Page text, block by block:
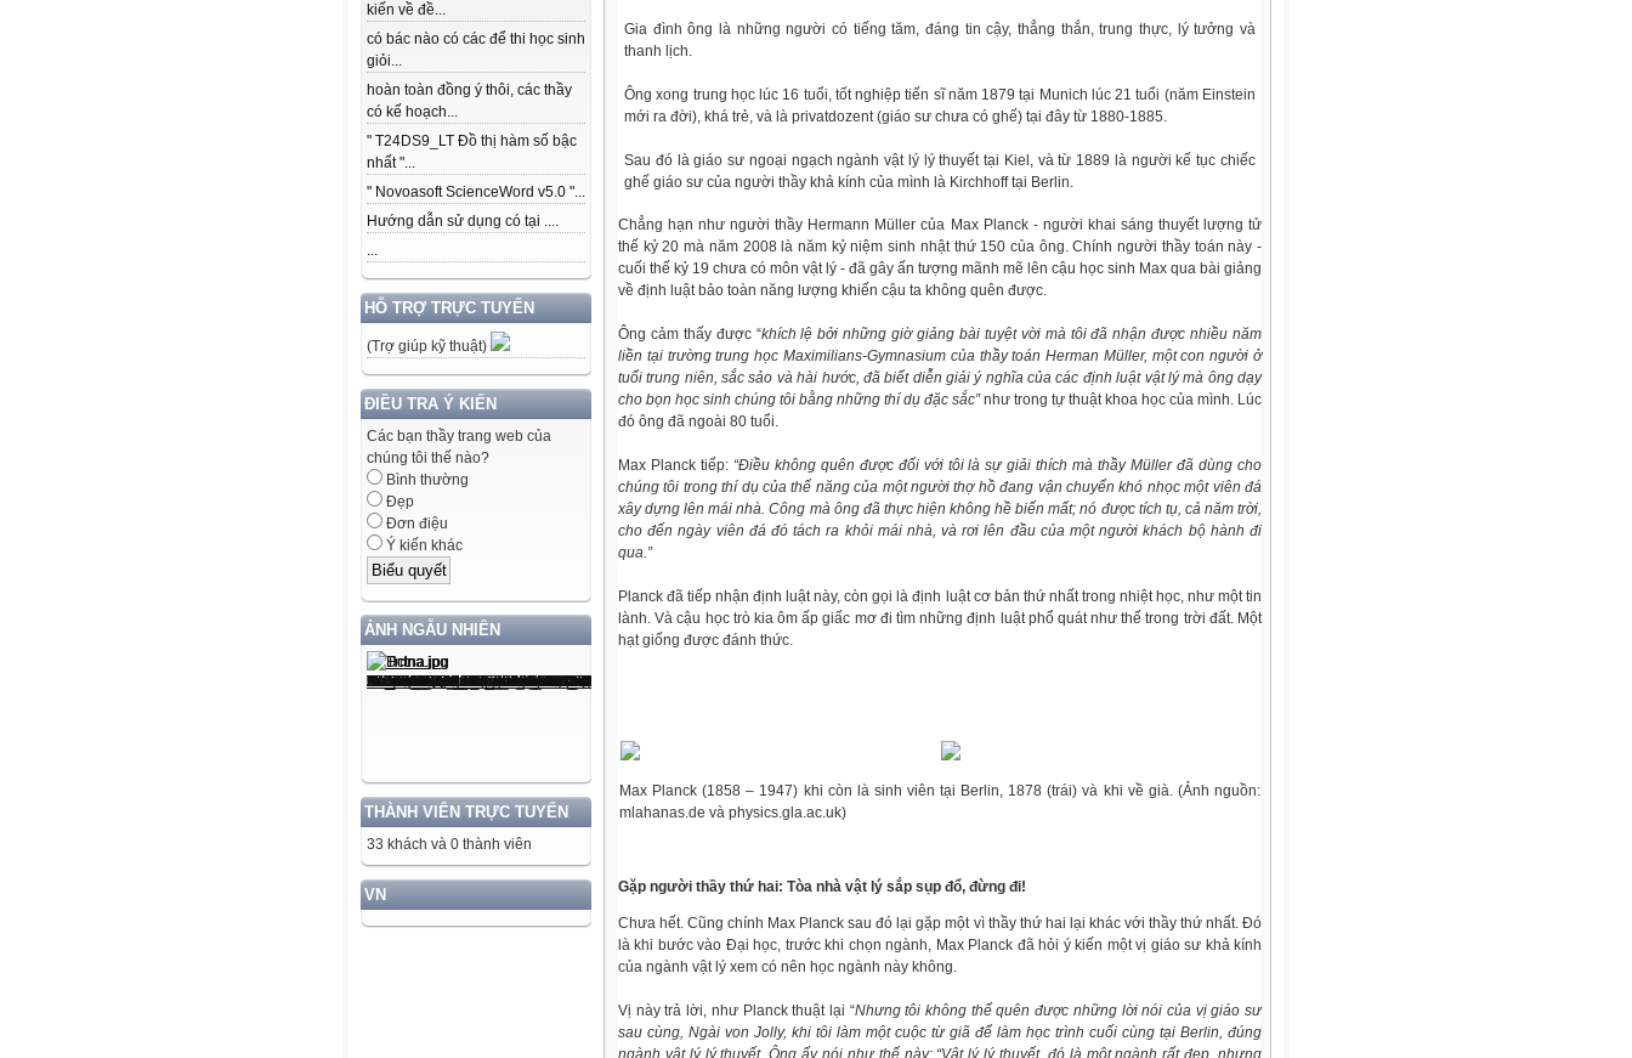
kiến về đề...
có bác nào có các để thi học sinh
giỏi...
hoàn toàn đồng ý thôi, các thầy
có kế hoạch...
" T24DS9_LT Đồ thị hàm số bậc
nhất "...
" Novoasoft ScienceWord v5.0 "...
Hướng dẫn sử dụng có tại ....
...
HỖ TRỢ TRỰC TUYẾN
(Trợ giúp kỹ thuật)
ĐIỀU TRA Ý KIẾN
Các bạn thầy trang web của
chúng tôi thế nào?
Bình thường
Đẹp
Đơn điệu
Ý kiến khác
ẢNH NGẪU NHIÊN
THÀNH VIÊN TRỰC TUYẾN
33 khách và 0 thành viên
VN
Gia đình ông là những người có tiếng tăm, đáng tin cậy, thẳng thắn, trung thực, lý tưởng và
thanh lịch.
Ông xong trung học lúc 16 tuổi, tốt nghiệp tiến sĩ năm 1879 tại Munich lúc 21 tuổi (năm Einstein
mới ra đời), khá trẻ, và là privatdozent (giáo sư chưa có ghế) tại đây từ 1880-1885.
Sau đó là giáo sư ngoại ngạch ngành vật lý lý thuyết tại Kiel, và từ 1889 là người kế tục chiếc
ghế giáo sư của người thầy khả kính của mình là Kirchhoff tại Berlin.
Chẳng hạn như người thầy Hermann Müller của Max Planck - người khai sáng thuyết lượng tử
thế kỷ 20 mà năm 2008 là năm kỷ niệm sinh nhật thứ 150 của ông. Chính người thầy toán này -
cuối thế kỷ 19 chưa có môn vật lý - đã gây ấn tượng mãnh mẽ lên cậu học sinh Max qua bài giảng
về định luật bảo toàn năng lượng khiến cậu ta không quên được.
Ông cảm thấy được “khích lệ bởi những giờ giảng bài tuyệt vời mà tôi đã nhận được nhiều năm
liền tại trường trung học Maximilians-Gymnasium của thầy toán Herman Müller, một con người ở
tuổi trung niên, sắc sảo và hài hước, đã biết diễn giải ý nghĩa của các định luật vật lý mà ông dạy
cho bọn học sinh chúng tôi bằng những thí dụ đặc sắc”như trong tự thuật khoa học của mình. Lúc
đó ông đã ngoài 80 tuổi.
Max Planck tiếp: “Điều không quên được đối với tôi là sự giải thích mà thầy Müller đã dùng cho
chúng tôi trong thí dụ của thế năng của một người thợ hồ đang vận chuyển khó nhọc một viên đá
xây dựng lên mái nhà. Công mà ông đã thực hiện không hề biến mất; nó được tích tụ, cả năm trời,
cho đến ngày viên đá đó tách ra khỏi mái nhà, và rơi lên đầu của một người khách bộ hành đi
qua.”
Planck đã tiếp nhận định luật này, còn gọi là định luật cơ bản thứ nhất trong nhiệt học, như một tin
lành. Và cậu học trò kia ôm ấp giấc mơ đi tìm những định luật phổ quát như thế trong trời đất. Một
hạt giống được đánh thức.
Max Planck (1858 – 1947) khi còn là sinh viên tại Berlin, 1878 (trái) và khi về già. (Ảnh nguồn:
mlahanas.de và physics.gla.ac.uk)
Gặp người thầy thứ hai: Tòa nhà vật lý sắp sụp đổ, đừng đi!
Chưa hết. Cũng chính Max Planck sau đó lại gặp một vì thầy thứ hai lại khác với thầy thứ nhất. Đó
là khi bước vào Đại học, trước khi chọn ngành, Max Planck đã hỏi ý kiến một vị giáo sư khả kính
của ngành vật lý xem có nên học ngành này không.
Vị này trả lời, như Planck thuật lại “Nhưng tôi không thể quên được những lời nói của vị giáo sư
sau cùng, Ngài von Jolly, khi tôi làm một cuộc từ giã để làm học trình cuối cùng tại Berlin, đúng
ngành vật lý lý thuyết. Ông ấy nói như thế này: “Vật lý lý thuyết, đó là một ngành rất đẹp, nhưng